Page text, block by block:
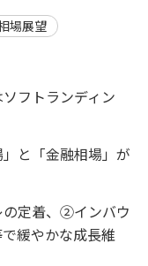
場展望
フトランディン
と「金融相場」が
定着、②インバウ
緩やかな成長維